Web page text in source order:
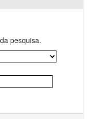
pesquisa.